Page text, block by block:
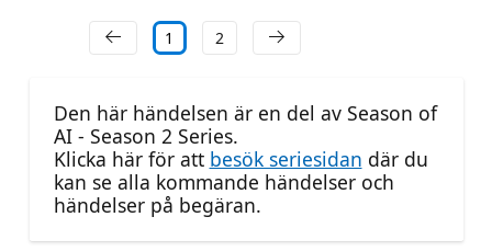
1 2
Den här händelsen är en del av Season of
AI - Season 2 Series.
Klicka här för att besök seriesidan där du
kan se alla kommande händelser och
händelser på begäran.